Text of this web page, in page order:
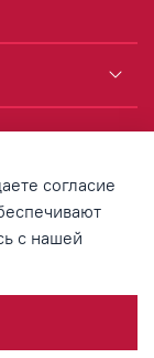
согласие
с нашей